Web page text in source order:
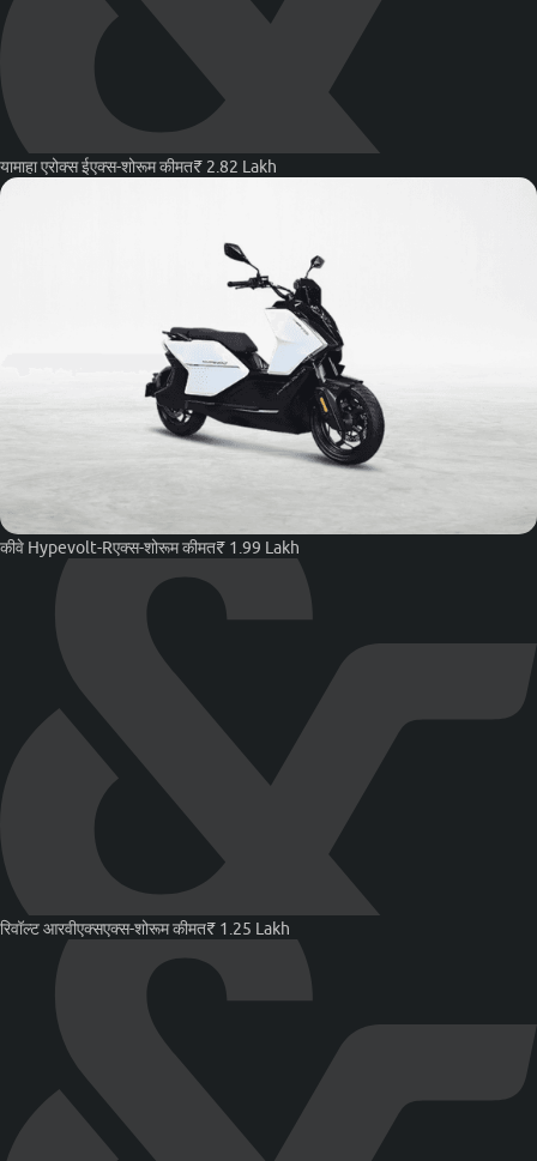
यामाहा एरोक्स ईएक्स-शोरूम कीमत₹ 2.82 Lakh
कीवे Hypevolt-Rएक्स-शोरूम कीमत₹ 1.99 Lakh
रिवॉल्ट आरवीएक्सएक्स-शोरूम कीमत₹ 1.25 Lakh